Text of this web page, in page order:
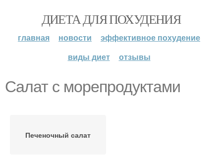
ДИЕТА ДЛЯ ПОХУДЕНИЯ
главная новости
эффективное похудение
виды диет
отзывы
Салат с морепродуктами
Печеночный салат